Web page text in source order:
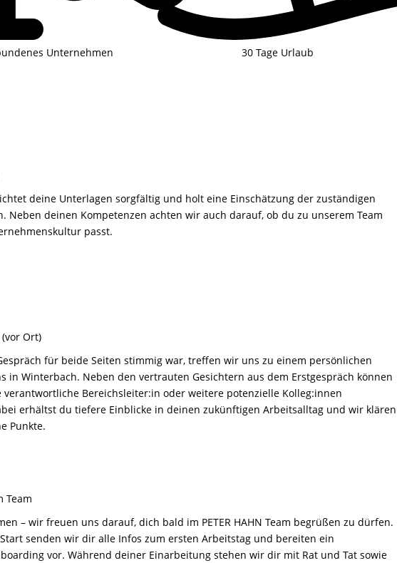
Unternehmen
30 Tage Urlaub
deine Unterlagen sorgfältig und holt eine Einschätzung der zuständigen
Neben deinen Kompetenzen achten wir auch darauf, ob du zu unserem Team
passt.
Ort)
für beide Seiten stimmig war, treffen wir uns zu einem persönlichen
in Winterbach. Neben den vertrauten Gesichtern aus dem Erstgespräch können
Bereichsleiter:in oder weitere potenzielle Kolleg:innen
erhältst du tiefere Einblicke in deinen zukünftigen Arbeitsalltag und wir klären
Punkte.
Team
– wir freuen uns darauf, dich bald im PETER HAHN Team begrüßen zu dürfen.
senden wir dir alle Infos zum ersten Arbeitstag und bereiten ein
vor. Während deiner Einarbeitung stehen wir dir mit Rat und Tat sowie